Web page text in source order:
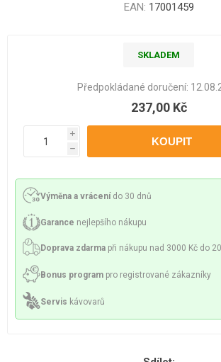
EAN: 17001459
SKLADEM
Předpokládané doručení:
237,00 Kč
i
h
Výměna a vrácení do 30 dnů
Garance nejlepšího nákupu
Doprava zdarma při nákupu nad 3000 Kč do
Bonus program pro registrované zákazníky
Servis kávovarů